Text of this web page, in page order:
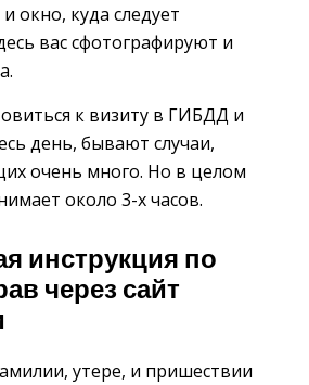
окно, куда следует
вас сфотографируют и
к визиту в ГИБДД и
день, бывают случаи,
очень много. Но в целом
около 3-х часов.
инструкция по
через сайт
утере, и пришествии